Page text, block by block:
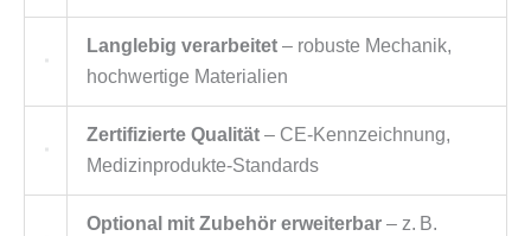
Langlebig verarbeitet – robuste Mechanik,
hochwertige Materialien
Zertifizierte Qualität – CE-Kennzeichnung,
Medizinprodukte-Standards
Optional mit Zubehör erweiterbar – z. B.